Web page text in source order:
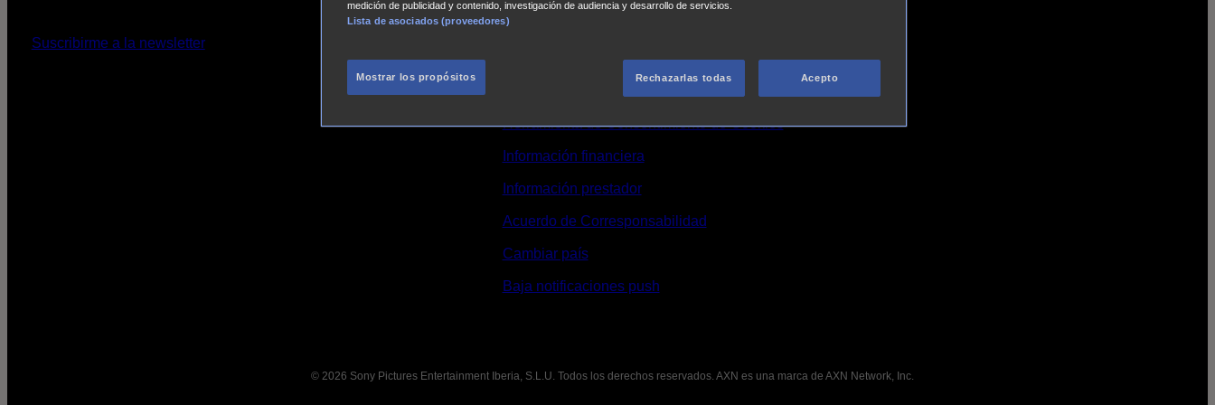
Suscribirme a la newsletter
Contacto
Sobre AXN
Noticias
Política de privacidad
Condiciones de uso
Herramienta de Consentimiento de Cookies
Información financiera
Información prestador
Acuerdo de Corresponsabilidad
Cambiar país
Baja notificaciones push
© 2026 Sony Pictures Entertainment Iberia, S.L.U. Todos los derechos reservados. AXN es una marca de AXN Network, Inc.
medición de publicidad y contenido, investigación de audiencia y desarrollo de servicios.
Lista de asociados (proveedores)
Mostrar los propósitos Rechazarlas todas Acepto